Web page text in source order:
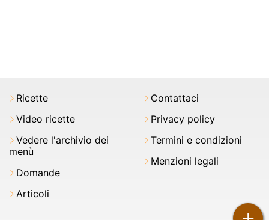
Ricette
Video ricette
Vedere l'archivio dei
menù
Domande
Articoli
Contattaci
Privacy policy
Termini e condizioni
Menzioni legali